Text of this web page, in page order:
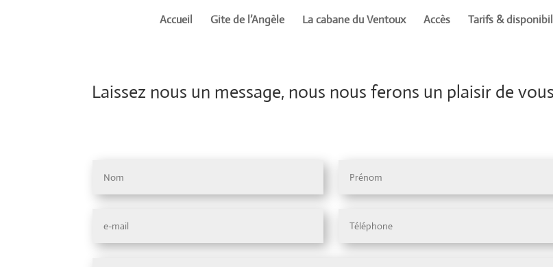
Accueil Gite de l’Angèle La cabane du Ventoux Accès Tarifs &
Laissez nous un message, nous nous ferons un plaisir de